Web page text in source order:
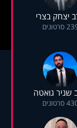
יצחק בצרי
סרטונים
שניר גואטה
סרטונים